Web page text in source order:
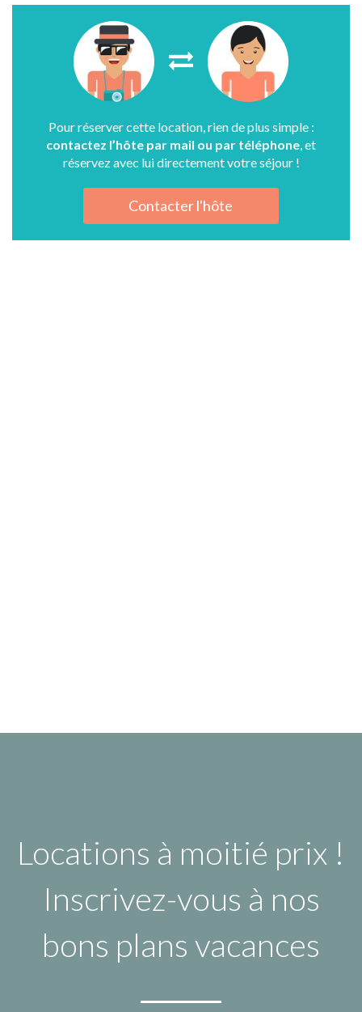
Pour réserver cette location, rien de plus simple :
contactez l’hôte par mail ou par téléphone , et
réservez avec lui directement votre séjour !
Contacter l'hôte
Locations à moitié prix !
Inscrivez-vous à nos
bons plans vacances